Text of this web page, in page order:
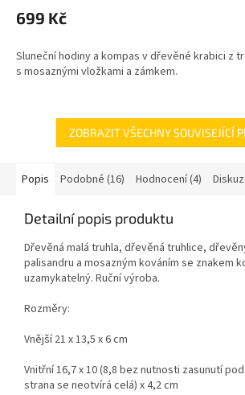
699 Kč
Sluneční hodiny a kompas v dřevěné krabici z
s mosaznými vložkami a zámkem.
ZOBRAZIT VŠECHNY SOUVISEJÍCÍ
Popis Podobné (16) Hodnocení (4)
Detailní popis produktu
Dřevěná malá truhla, dřevěná truhlice,
palisandru a mosazným kováním se znakem
uzamykatelný. Ruční výroba.
Rozměry:
Vnější 21 x 13,5 x 6 cm
Vnitřní 16,7 x 10 (8,8 bez nutnosti zasunutí
strana se neotvírá celá) x 4,2 cm